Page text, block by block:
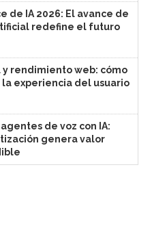
de IA 2026: El avance de
redefine el futuro
rendimiento web: cómo
experiencia del usuario
de voz con IA:
genera valor